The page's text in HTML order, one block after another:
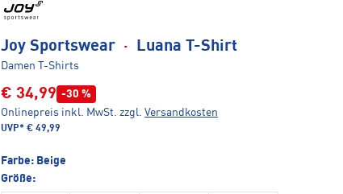
Joy Sportswear · Luana T-Shirt
Damen T-Shirts
€ 34,99 -30 %
Onlinepreis inkl. MwSt. zzgl. Versandkosten
UVP* € 49,99
Farbe: Beige
Größe: